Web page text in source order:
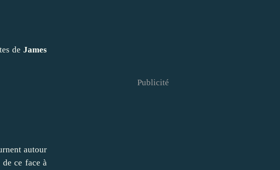
de James
autour
ce face à
Publicité